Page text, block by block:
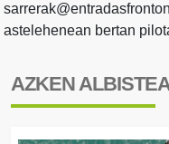
astelehenean bertan
AZKEN